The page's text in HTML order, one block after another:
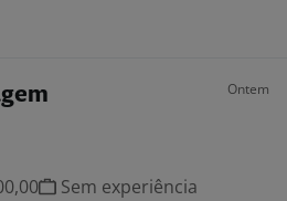
Ontem
Sem experiência